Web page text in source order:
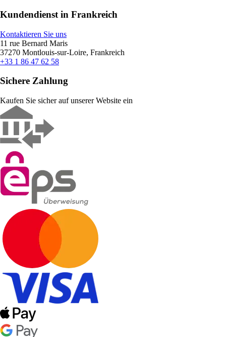
Kundendienst in Frankreich
Kontaktieren Sie uns
11 rue Bernard Maris
37270 Montlouis-sur-Loire, Frankreich
+33 1 86 47 62 58
Sichere Zahlung
Kaufen Sie sicher auf unserer Website ein